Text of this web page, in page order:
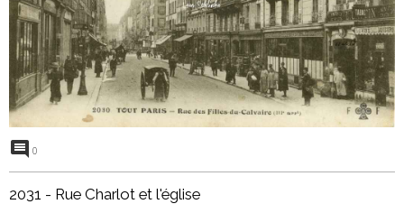
0
2031 - Rue Charlot et l'église